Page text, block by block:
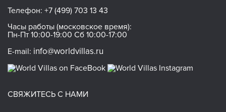
Телефон: +7 (499) 703 13 43
Часы работы (московское время):
Пн-Пт 10:00-19:00 Сб 10:00-17:00
E-mail: info@worldvillas.ru
СВЯЖИТЕСЬ С НАМИ